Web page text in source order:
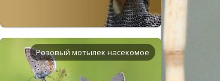
Розовый мотылек насекомое